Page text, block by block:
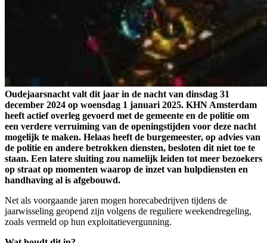
Oudejaarsnacht valt dit jaar in de nacht van dinsdag 31
december 2024 op woensdag 1 januari 2025. KHN Amsterdam
heeft actief overleg gevoerd met de gemeente en de politie om
een verdere verruiming van de openingstijden voor deze nacht
mogelijk te maken. Helaas heeft de burgemeester, op advies van
de politie en andere betrokken diensten, besloten dit niet toe te
staan. Een latere sluiting zou namelijk leiden tot meer bezoekers
op straat op momenten waarop de inzet van hulpdiensten en
handhaving al is afgebouwd.
Net als voorgaande jaren mogen horecabedrijven tijdens de
jaarwisseling geopend zijn volgens de reguliere weekendregeling,
zoals vermeld op hun exploitatievergunning.